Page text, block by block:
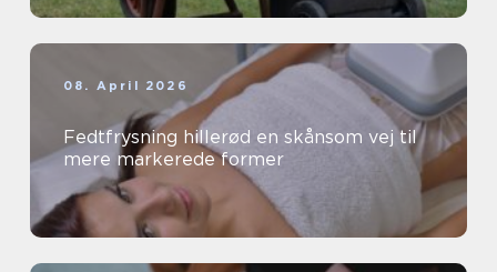
08. April 2026
Fedtfrysning hillerød en skånsom vej til
mere markerede former